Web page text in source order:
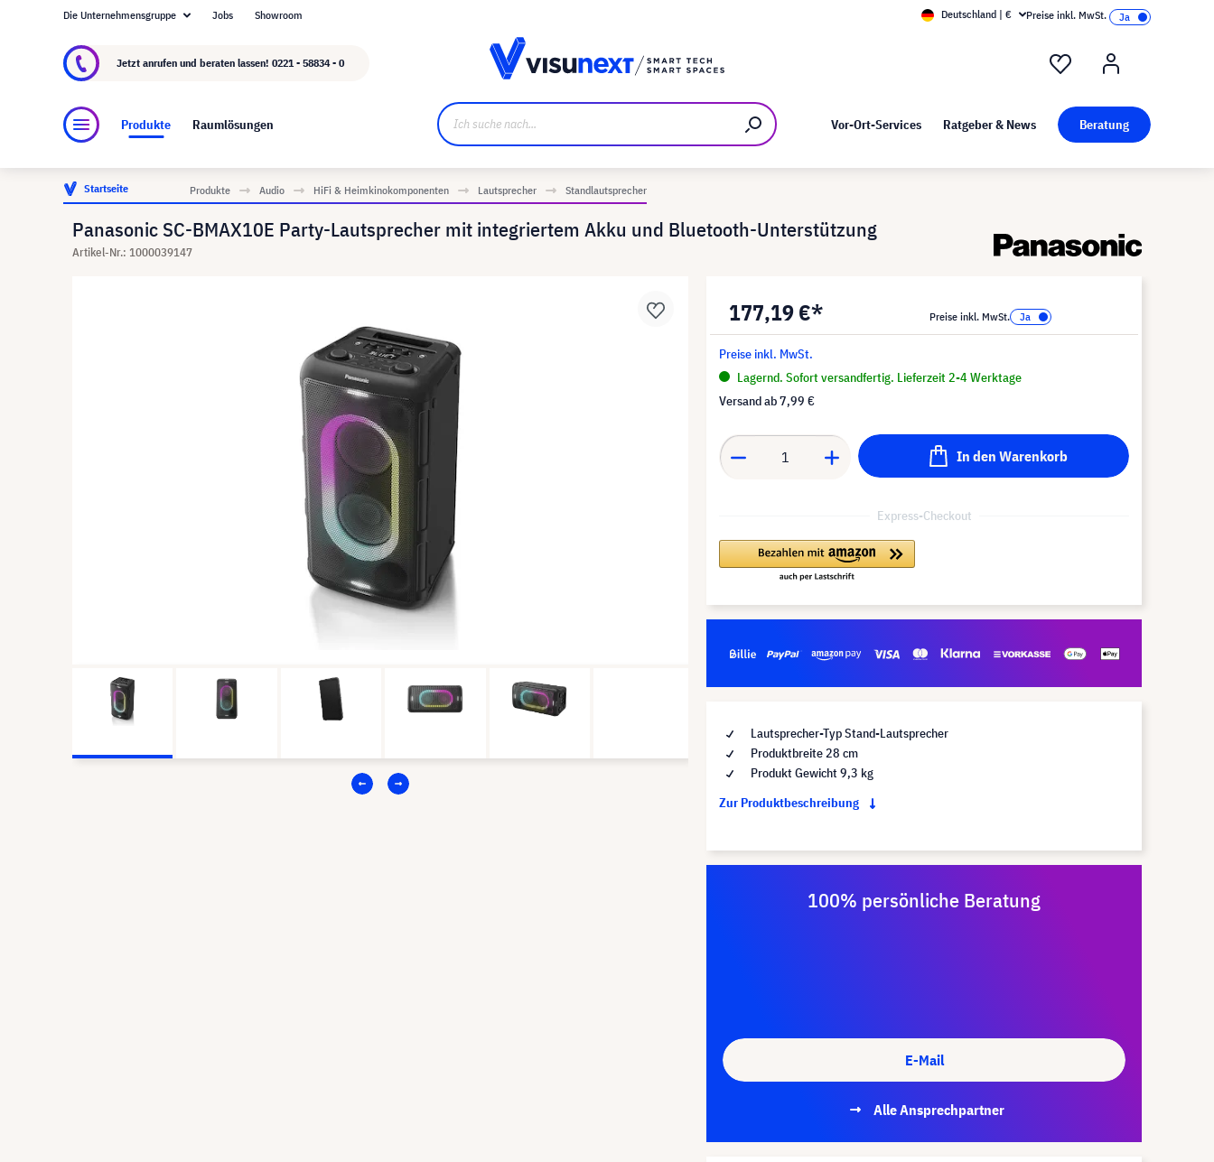
Über visunext.de Kunst bei visunext
Die Unternehmensgruppe Jobs Showroom Deutschland | € Preise inkl. MwSt.
Jetzt anrufen und beraten lassen! 0221 - 58834 - 0
Produkte Raumlösungen Vor-Ort-Services Ratgeber & News Beratung
Startseite Produkte Audio HiFi & Heimkinokomponenten Lautsprecher Standlautsprecher
Panasonic SC-BMAX10E Party-Lautsprecher mit integriertem Akku und Bluetooth-Unterstützung
Artikel-Nr.: 1000039147
177,19 €* Preise inkl. MwSt.
Preise inkl. MwSt.
Lagernd. Sofort versandfertig. Lieferzeit 2-4 Werktage
Versand ab7,99 €
In den Warenkorb
Express-Checkout
Lautsprecher-Typ Stand-Lautsprecher
Produktbreite 28 cm
Produkt Gewicht 9,3 kg
Zur Produktbeschreibung
100% persönliche Beratung
E-Mail
Alle Ansprechpartner